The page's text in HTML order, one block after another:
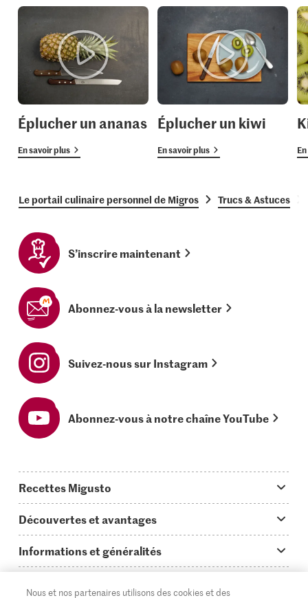
Éplucher un ananas
En savoir plus
Éplucher un kiwi
En savoir plus
Le portail culinaire personnel de Migros Trucs & Astuces
S’inscrire maintenant
Abonnez-vous à la newsletter
Suivez-nous sur Instagram
Abonnez-vous à notre chaîne YouTube
Recettes Migusto
Idées de menus
Plats principaux
Découvertes et avantages
On en parle...
Informations et généralités
Questions concernant Migusto
Nous et nos partenaires utilisons des cookies et des